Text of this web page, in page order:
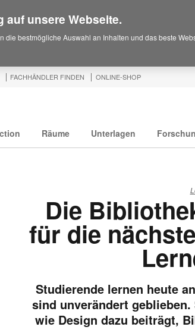
FACHHÄNDLER FINDEN ONLINE-SHOP
Räume Unterlagen
Die
für die
Studierende lernen heute
sind unverändert
wie Design dazu beiträgt,
auf unsere Webseite.
bestmögliche Auswahl an Inhalten und das beste